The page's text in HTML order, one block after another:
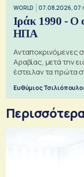
WORLD 07.08.2026,
Ιράκ 1990 - Ο
ΗΠΑ
Ανταποκρινόμενες
Αραβίας, μετά την
έστειλαν τα πρώτα
Ευθύμιος